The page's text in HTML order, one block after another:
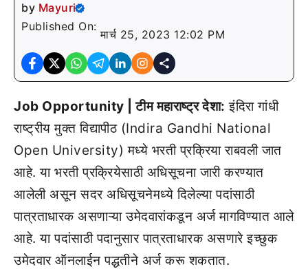
by Mayuri
Published On:
मार्च 25, 2023 12:02 PM
Job Opportunity | टीम महाराष्ट्र देशा: इंदिरा गांधी
राष्ट्रीय मुक्त विद्यापीठ (Indira Gandhi National
Open University) मध्ये भरती प्रक्रिया राबवली जात
आहे. या भरती प्रक्रियेसाठी अधिसूचना जारी करण्यात
आलेली असून सदर अधिसूचनेमध्ये दिलेल्या पदांसाठी
पात्रताधारक असणाऱ्या उमेदवारांकडून अर्ज मागविण्यात आले
आहे. या पदांसाठी पदानुसार पात्रताधारक असणारे इच्छुक
उमेदवार ऑनलाईन पद्धतीने अर्ज करू शकतात.